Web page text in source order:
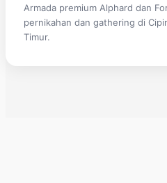
Armada premium Alphard dan
pernikahan dan gathering di
Timur.